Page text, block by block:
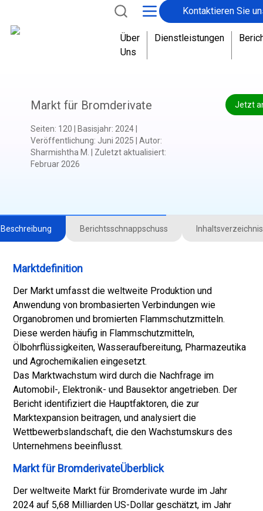
Kontaktieren Sie
Über
Uns
Dienstleistungen
Jetzt
Markt für Bromderivate
Seiten: 120 Basisjahr: 2024
Veröffentlichung: Juni 2025 Autor:
Sharmishtha M.
Zuletzt aktualisiert:
Februar 2026
Beschreibung Berichtsschnappschuss Inhaltsverzeichnis
Marktdefinition
Der Markt umfasst die weltweite Produktion und
Anwendung von brombasierten Verbindungen wie
Organobromen und bromierten Flammschutzmitteln.
Diese werden häufig in Flammschutzmitteln,
Ölbohrflüssigkeiten, Wasseraufbereitung, Pharmazeutika
und Agrochemikalien eingesetzt.
Das Marktwachstum wird durch die Nachfrage im
Automobil-, Elektronik- und Bausektor angetrieben. Der
Bericht identifiziert die Hauptfaktoren, die zur
Marktexpansion beitragen, und analysiert die
Wettbewerbslandschaft, die den Wachstumskurs des
Unternehmens beeinflusst.
Markt für BromderivateÜberblick
Der weltweite Markt für Bromderivate wurde im Jahr
2024 auf 5,68 Milliarden US-Dollar geschätzt, im Jahr